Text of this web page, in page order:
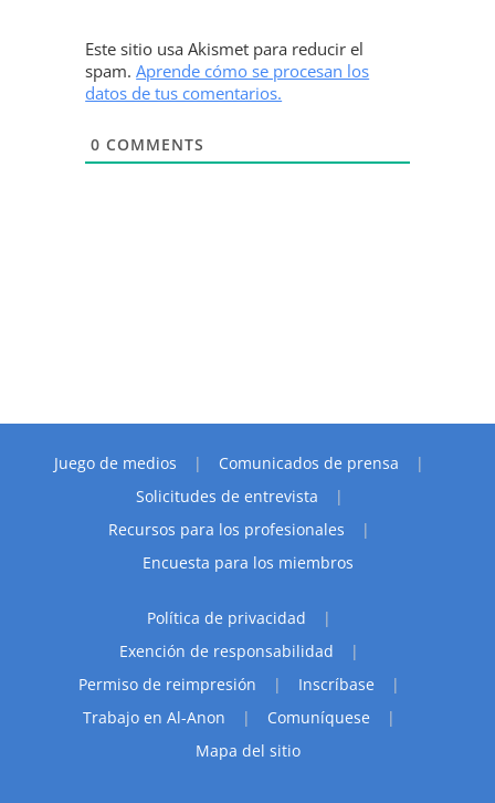
Este sitio usa Akismet para reducir el
spam.Aprende cómo se procesan los
datos de tus comentarios.
0 COMMENTS
Juego de medios
Comunicados de prensa
Solicitudes de entrevista
Recursos para los profesionales
Encuesta para los miembros
Política de privacidad
Exención de responsabilidad
Permiso de reimpresión
Inscríbase
Trabajo en Al-Anon
Comuníquese
Mapa del sitio